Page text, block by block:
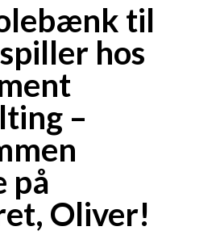
til
hos
–
på
Oliver!